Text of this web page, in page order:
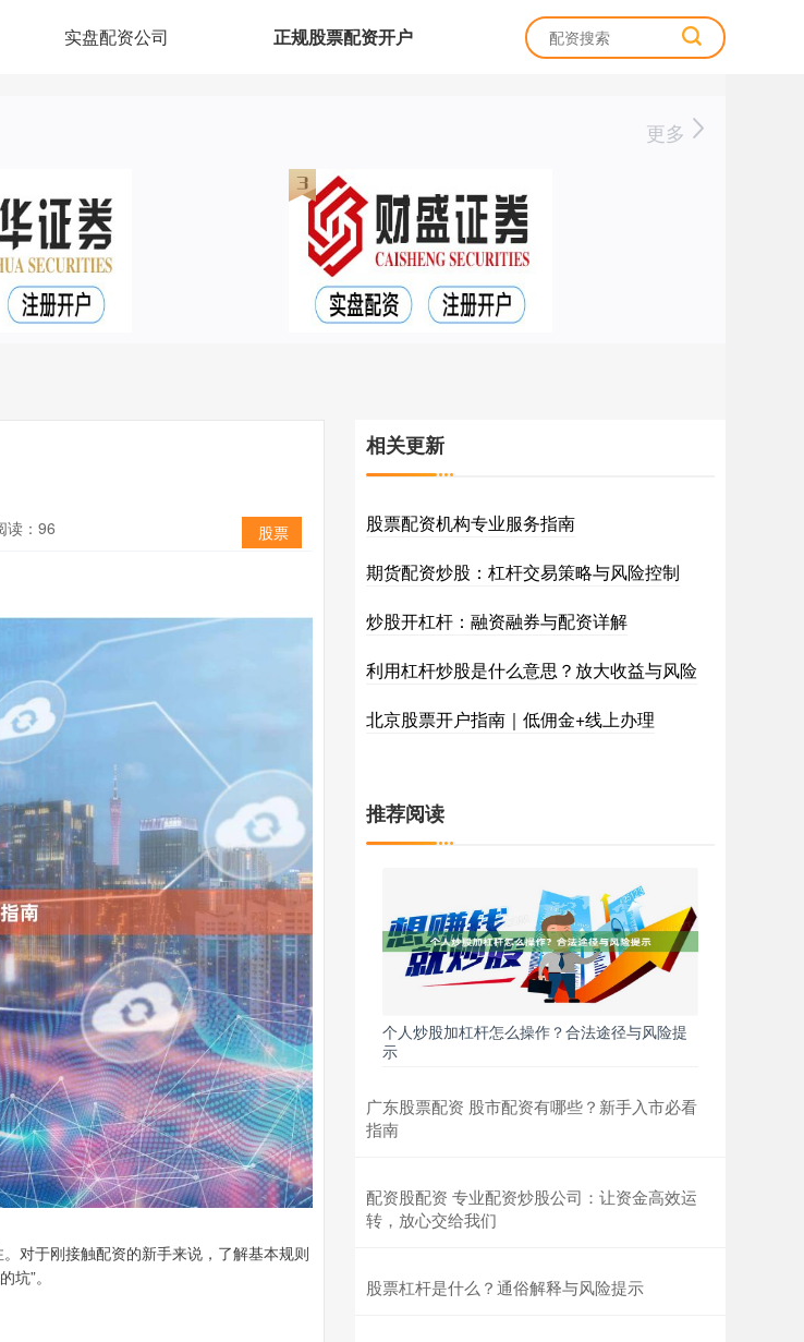
实盘配资公司 正规股票配资开户
更多
股票
读：96
对于刚接触配资的新手来说，了解基本规则
”。
相关更新
股票配资机构专业服务指南
期货配资炒股：杠杆交易策略与风险控制
炒股开杠杆：融资融券与配资详解
利用杠杆炒股是什么意思？放大收益与风险
北京股票开户指南｜低佣金+线上办理
推荐阅读
个人炒股加杠杆怎么操作？合法途径与风险提
示
广东股票配资 股市配资有哪些？新手入市必看
指南
配资股配资 专业配资炒股公司：让资金高效运
转，放心交给我们
股票杠杆是什么？通俗解释与风险提示